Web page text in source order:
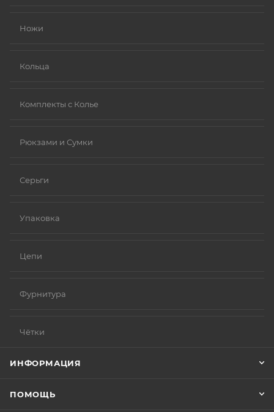
Ножи
Кольца
Комплекты с Колье
Рюкзами и Сумки
Серьги
Упаковка
Цепи
Фурнитура
Чётки
ИНФОРМАЦИЯ
ПОМОЩЬ